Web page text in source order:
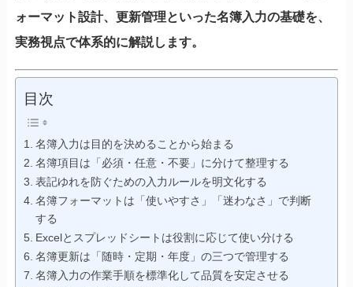
ォーマット設計、更新管理といった名簿入力の基礎を、
実務視点で体系的に解説します。
目次
名簿入力は目的を決めることから始まる
名簿項目は「必須・任意・不要」に分けて整理する
表記ゆれを防ぐための入力ルールを明文化する
名簿フォーマットは「使いやすさ」「迷わなさ」で判断
する
Excelとスプレッドシートは役割に応じて使い分ける
名簿更新は「随時・定期・年度」の三つで管理する
名簿入力の作業手順を標準化して品質を安定させる